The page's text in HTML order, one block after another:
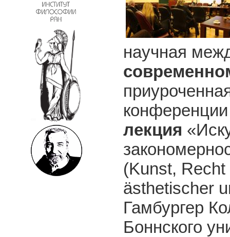
научная
лекция
(Kunst,
ästhetischer
Гамбургер
Боннского